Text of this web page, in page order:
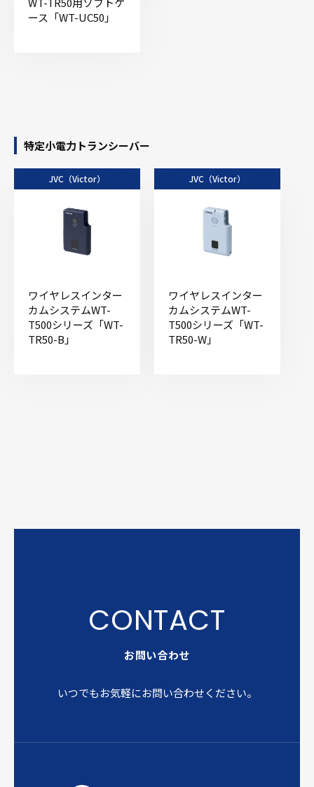
ース「WT-UC50」
特定小電力トランシーバー
JVC（Victor）
ワイヤレスインター
カムシステムWT-
T500シリーズ「WT-
TR50-B」
JVC（Victor）
ワイヤレスインター
カムシステムWT-
T500シリーズ「WT-
TR50-W」
お問い合わせ
いつでもお気軽にお問い合わせください。